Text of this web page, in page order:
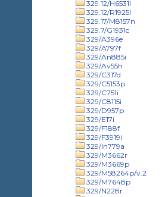
329.12/H6531l
329.12/R1925l
329.17/M8157n
329.7/G1931c
329/A396e
329/A797f
329/An885i
329/Av55h
329/C317d
329/C5153p
329/C751i
329/C8115i
329/D957p
329/E17i
329/F188f
329/F3919i
329/In779a
329/M3662r
329/M3669p
329/M58264p/v.2
329/M7648p
329/N228r